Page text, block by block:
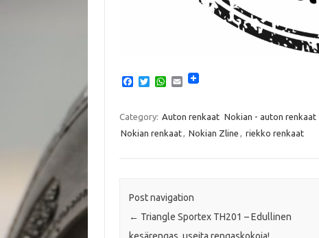
F
e
b
o
T
t
t
e
W
t
A
E
i
Category: Auton renkaat Nokian - auton renkaat
Nokian renkaat, Nokian Zline , riekko renkaat
Post navigation
← Triangle Sportex TH201 – Edullinen